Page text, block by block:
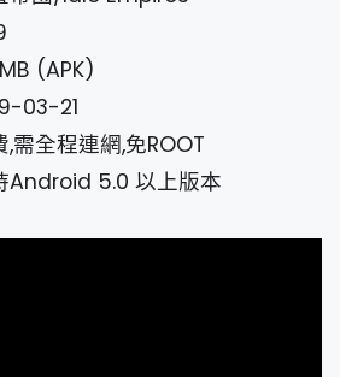
(APK)
03-21
,需全程連網,免ROOT
Android 5.0 以上版本